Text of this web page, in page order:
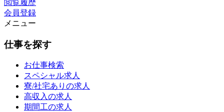
閲覧履歴
会員登録
メニュー
仕事を探す
お仕事検索
スペシャル求人
寮/社宅ありの求人
高収入の求人
期間工の求人